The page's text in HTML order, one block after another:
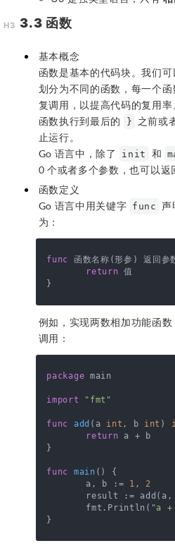
3.3 函数
基本概念
函数是基本的代码块。我们
划分为不同的函数，每一个
复调用，以提高代码的复用率
函数执行到最后的
} 之前或
止运行。
Go 语言中，除了
init 和
0 个或者多个参数，也可以返
函数定义
Go 语言中用关键字 func 声
为：
func 函数名称 (形参)
返回参
return 值
例如，实现两数相加功能函数
调用：
package main
import "fmt"
func add (a int , b int )
return a + b
}
func main ()
{
	a, b :=
1 , 2
	fmt.Println(
"a